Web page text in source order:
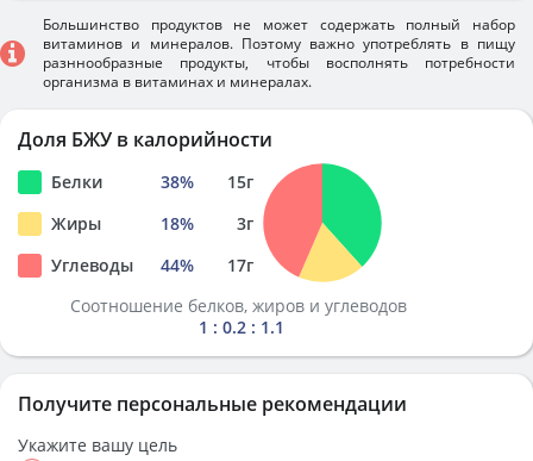
Большинство продуктов не может содержать полный набор
витаминов и минералов. Поэтому важно употреблять в пищу
разннообразные продукты, чтобы восполнять потребности
организма в витаминах и минералах.
Доля БЖУ в калорийности
Белки 38% 15г
Жиры
18% 3г
Углеводы
44% 17г
Соотношение белков, жиров и углеводов
1 : 0.2 : 1.1
Получите персональные рекомендации
Укажите вашу цель